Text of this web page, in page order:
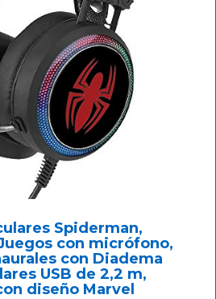
Spiderman,
con micrófono,
con Diadema
USB de 2,2 m,
diseño Marvel